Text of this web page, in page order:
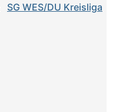
SG WES/DU Kreisliga